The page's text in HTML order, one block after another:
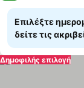
Επιλέξτε
δείτε τις
Δημοφιλής επιλογή